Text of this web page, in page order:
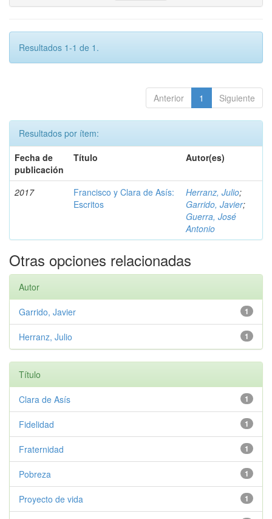
Resultados 1-1 de 1.
Anterior 1 Siguiente
Resultados por ítem:
Fecha de
publicación
Título Autor(es)
2017
Francisco y Clara de Asís:
Escritos
Herranz, Julio;
Garrido, Javier;
Guerra, José
Antonio
Otras opciones relacionadas
Autor
1
Garrido, Javier
1
Herranz, Julio
Título
1
Clara de Asís
1
Fidelidad
1
Fraternidad
1
Pobreza
1
Proyecto de vida